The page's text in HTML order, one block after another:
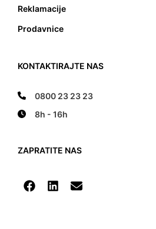
Reklamacije
Prodavnice
KONTAKTIRAJTE NAS
0800 23 23 23
8h - 16h
ZAPRATITE NAS